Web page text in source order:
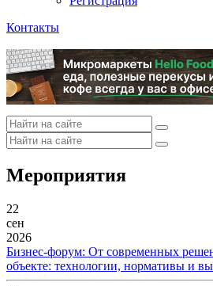
Контакты
Мероприятия
22
сен
2026
Бизнес-форум: От современных
объекте: технологии, нормативы и